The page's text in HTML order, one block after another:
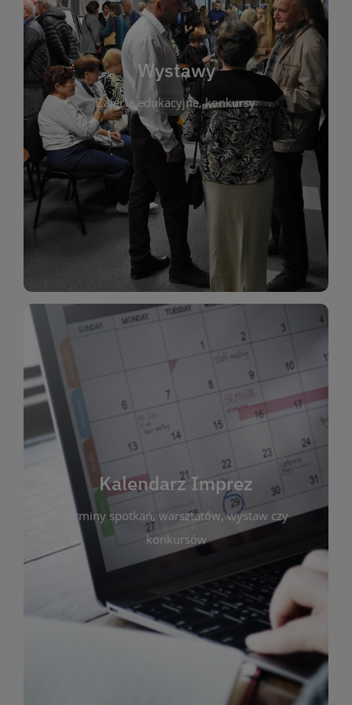
Wystawy
Zajęcia edukacyjne, konkursy
Wystawy
Biblioteka organizuje prezentujące zarówno
sztukę lokalnych twórców, jak i zbiory tematyczne.
W tej sekcji znajdziesz informacje o aktualnych
ekspozycjach oraz archiwum wystaw z
poprzednich lat. Prezentowane prace obejmują
malarstwo, fotografię, rękodzieło i inne formy
artystyczne. Każda wystawa to wyjątkowa okazja
do kontaktu z kulturą i sztuką w przestrzeni
biblioteki. Serdecznie zapraszamy wszystkich
Kalendarz Imprez
terminy spotkań, warsztatów, wystaw czy
konkursów
Kalendarz Imprez
Zakładka ta gromadzi wszystkie planowane
wydarzenia kulturalne i edukacyjne organizowane
przez bibliotekę. Możesz tu sprawdzić terminy
spotkań, warsztatów, wystaw czy konkursów.
Dzięki przejrzystemu kalendarzowi łatwo
zaplanujesz udział w interesujących Cię
wydarzeniach. Aktualizujemy harmonogram na
bieżąco, by zawsze był zgodny z planem pracy
biblioteki. Zapraszamy do śledzenia i uczestnictwa
w życiu kulturalnym miasta!
WIĘCEJ